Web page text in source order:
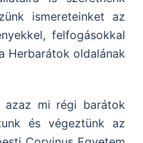
ismereteinket az
felfogásokkal
Herbarátok oldalának
azaz mi régi barátok
és végeztünk az